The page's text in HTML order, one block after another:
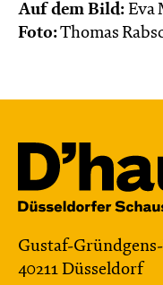
nach dem
und Anne-
Choreografie:
Central 2
Relaxed
Auf dem Bild: Eva
Foto:Thomas
Gustaf-Gründgens-
40211 Düsseldorf